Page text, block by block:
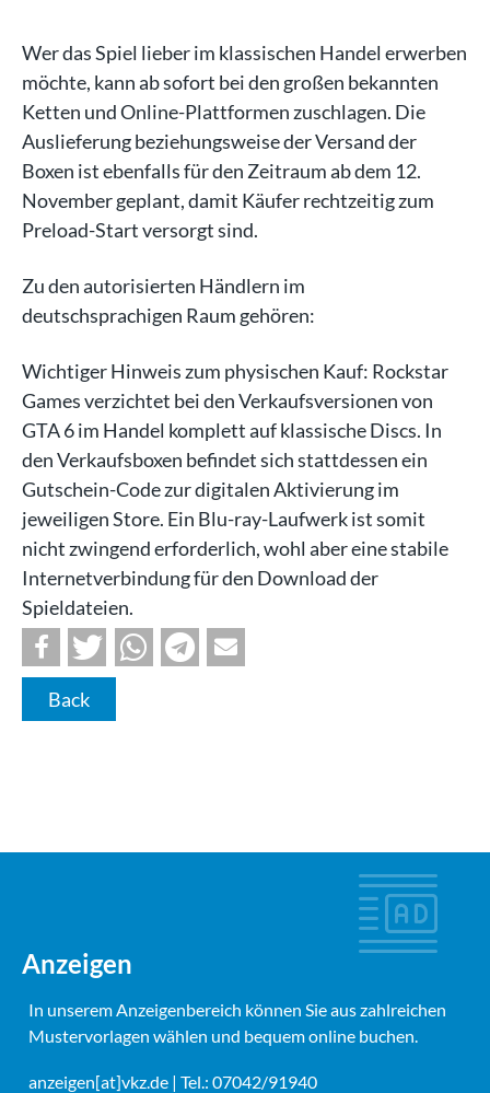
Wer das Spiel lieber im klassischen Handel erwerben
möchte, kann ab sofort bei den großen bekannten
Ketten und Online-Plattformen zuschlagen. Die
Auslieferung beziehungsweise der Versand der
Boxen ist ebenfalls für den Zeitraum ab dem 12.
November geplant, damit Käufer rechtzeitig zum
Preload-Start versorgt sind.
Zu den autorisierten Händlern im
deutschsprachigen Raum gehören:
Wichtiger Hinweis zum physischen Kauf: Rockstar
Games verzichtet bei den Verkaufsversionen von
GTA 6 im Handel komplett auf klassische Discs. In
den Verkaufsboxen befindet sich stattdessen ein
Gutschein-Code zur digitalen Aktivierung im
jeweiligen Store. Ein Blu-ray-Laufwerk ist somit
nicht zwingend erforderlich, wohl aber eine stabile
Internetverbindung für den Download der
Spieldateien.
Back
Anzeigen
In unserem Anzeigenbereich können Sie aus zahlreichen
Mustervorlagen wählen und bequem online buchen.
anzeigen[at]vkz.de | Tel.: 07042/91940